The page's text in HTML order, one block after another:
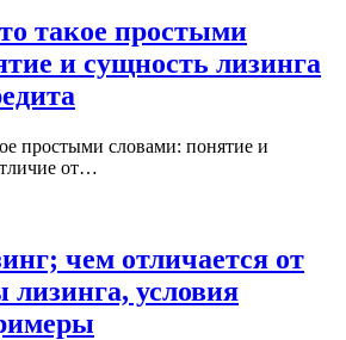
такое простыми
и сущность лизинга
простыми словами: понятие и
от…
чем отличается от
лизинга, условия